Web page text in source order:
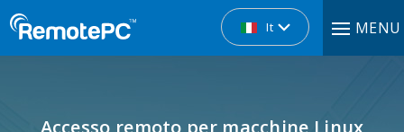
It MENU
Accesso remoto per macchine Linux